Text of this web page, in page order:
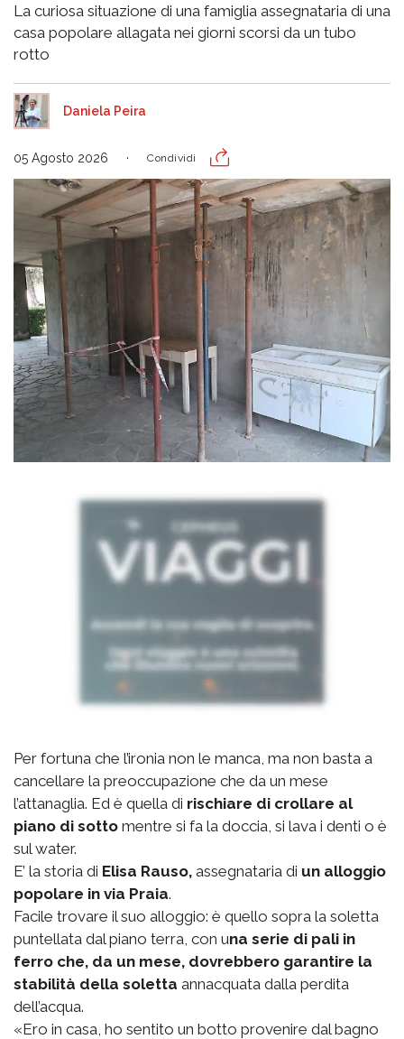
La curiosa situazione di una famiglia assegnataria di una
casa popolare allagata nei giorni scorsi da un tubo
rotto
Daniela Peira
05 Agosto 2026 Condividi
Per fortuna che l’ironia non le manca, ma non basta a
cancellare la preoccupazione che da un mese
l’attanaglia. Ed è quella di rischiare di crollare al
piano di sotto mentre si fa la doccia, si lava i denti o è
sul water.
E’ la storia di Elisa Rauso, assegnataria di un alloggio
popolare in via Praia.
Facile trovare il suo alloggio: è quello sopra la soletta
puntellata dal piano terra, con una serie di pali in
ferro che, da un mese, dovrebbero garantire la
stabilità della soletta annacquata dalla perdita
dell’acqua.
«Ero in casa, ho sentito un botto provenire dal bagno